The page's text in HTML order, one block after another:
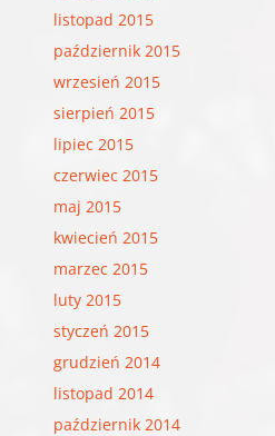
listopad 2015
październik 2015
wrzesień 2015
sierpień 2015
lipiec 2015
czerwiec 2015
maj 2015
kwiecień 2015
marzec 2015
luty 2015
styczeń 2015
grudzień 2014
listopad 2014
październik 2014